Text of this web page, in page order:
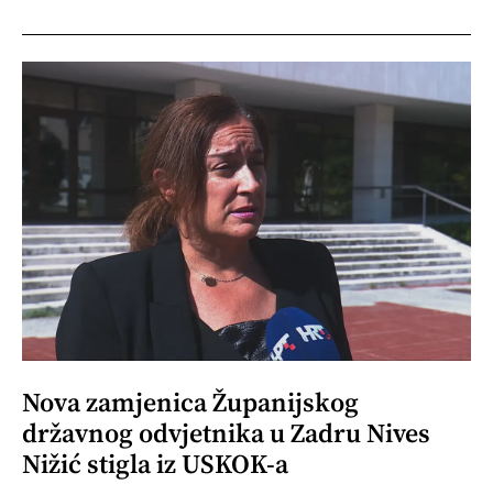
Nova zamjenica Županijskog
državnog odvjetnika u Zadru Nives
Nižić stigla iz USKOK-a